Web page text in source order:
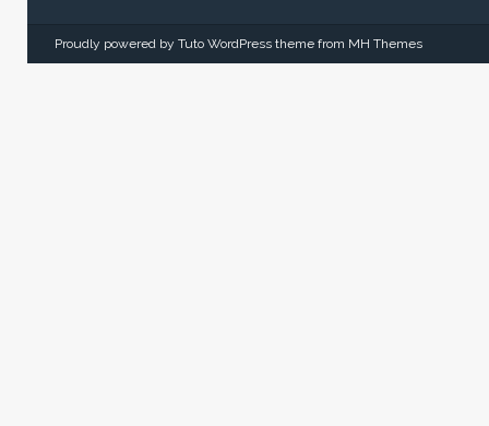
Proudly powered by Tuto WordPress theme from MH Themes